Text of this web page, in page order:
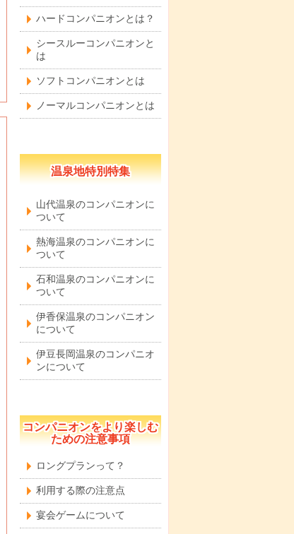
ハードコンパニオンとは？
シースルーコンパニオンと
は
ソフトコンパニオンとは
ノーマルコンパニオンとは
温泉地特別特集
山代温泉のコンパニオンに
ついて
熱海温泉のコンパニオンに
ついて
石和温泉のコンパニオンに
ついて
伊香保温泉のコンパニオン
について
伊豆長岡温泉のコンパニオ
ンについて
コンパニオンをより楽しむ
ための注意事項
ロングプランって？
利用する際の注意点
宴会ゲームについて